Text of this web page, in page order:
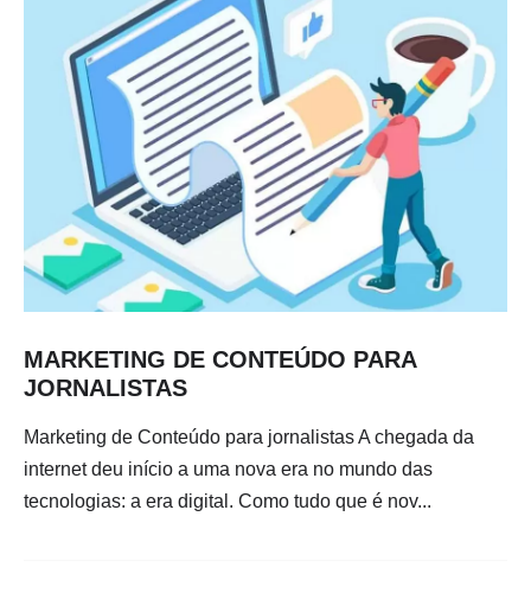
MARKETING DE CONTEÚDO PARA
JORNALISTAS
Marketing de Conteúdo para jornalistas A chegada da
internet deu início a uma nova era no mundo das
tecnologias: a era digital. Como tudo que é nov...